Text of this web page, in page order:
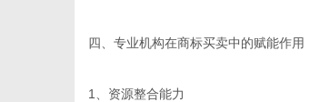
四、专业机构在商标买卖中的赋能作用
1、资源整合能力